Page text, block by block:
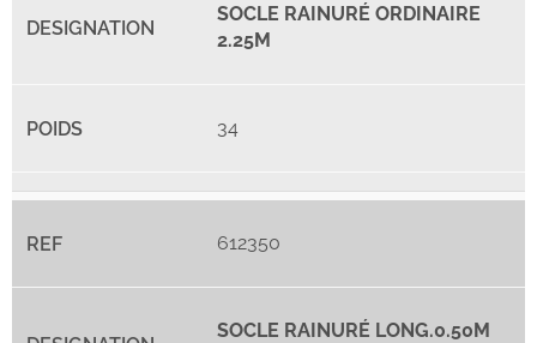
SOCLE RAINURÉ ORDINAIRE
2.25M
34
612350
SOCLE RAINURÉ LONG.0.50M